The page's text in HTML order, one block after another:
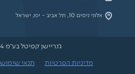
אלוני ניסים 10, תל אביב - יפו, ישראל
ג'נריישן קפיטל בע"מ 2024 ©
מדיניות הפרטיות תנאי שימוש